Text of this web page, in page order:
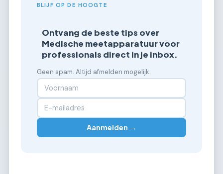
BLIJF OP DE HOOGTE
Ontvang de beste tips over
Medische meetapparatuur voor
professionals direct in je inbox.
Geen spam. Altijd afmelden mogelijk.
Aanmelden →